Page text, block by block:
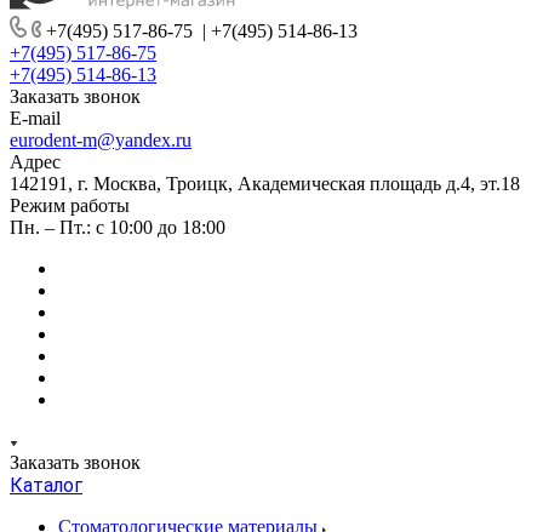
+7(495) 517-86-75 | +7(495) 514-86-13
+7(495) 517-86-75
+7(495) 514-86-13
Заказать звонок
E-mail
eurodent-m@yandex.ru
Адрес
142191, г. Москва, Троицк, Академическая площадь д.4, эт.18
Режим работы
Пн. – Пт.: с 10:00 до 18:00
Заказать звонок
Каталог
Стоматологические материалы